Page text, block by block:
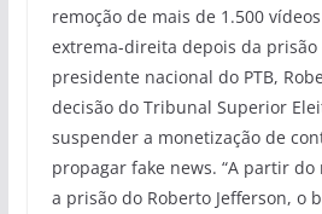
remoção de mais de 1.500
extrema-direita depois da prisão
presidente nacional do PTB,
decisão do Tribunal Superior
suspender a monetização de
propagar fake news. “A partir
a prisão do Roberto Jefferson, o